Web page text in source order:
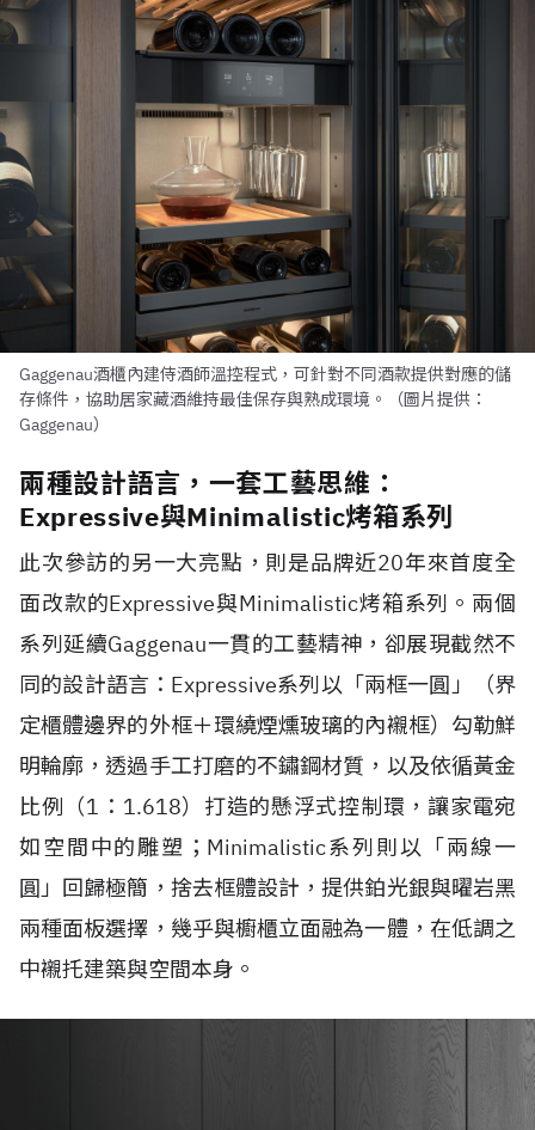
Gaggenau酒櫃內建侍酒師溫控程式，可針對不同酒款提供對應的儲
存條件，協助居家藏酒維持最佳保存與熟成環境。（圖片提供：
Gaggenau）
兩種設計語言，一套工藝思維：
Expressive與Minimalistic烤箱系列
此次參訪的另一大亮點，則是品牌近20年來首度全
面改款的Expressive與Minimalistic烤箱系列。兩個
系列延續Gaggenau一貫的工藝精神，卻展現截然不
同的設計語言：Expressive系列以「兩框一圓」（界
定櫃體邊界的外框＋環繞煙燻玻璃的內襯框）勾勒鮮
明輪廓，透過手工打磨的不鏽鋼材質，以及依循黃金
比例（1：1.618）打造的懸浮式控制環，讓家電宛
如空間中的雕塑；Minimalistic系列則以「兩線一
圓」回歸極簡，捨去框體設計，提供鉑光銀與曜岩黑
兩種面板選擇，幾乎與櫥櫃立面融為一體，在低調之
中襯托建築與空間本身。